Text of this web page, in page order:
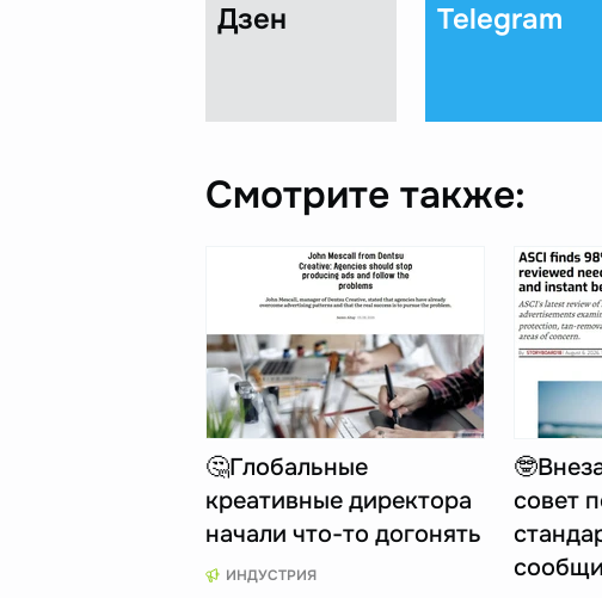
Дзен Telegram
Смотрите также:
🤔Глобальные
креативные директора
начали что-то догонять
ИНДУСТРИЯ
совет